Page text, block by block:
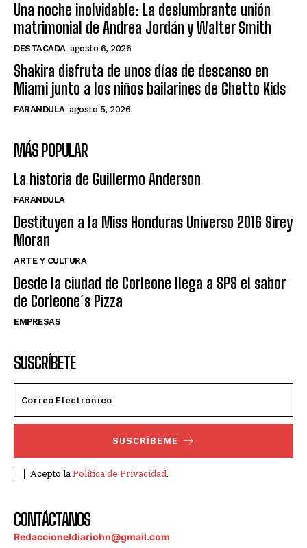
Una noche inolvidable: La deslumbrante unión
matrimonial de Andrea Jordán y Walter Smith
DESTACADA agosto 6, 2026
Shakira disfruta de unos días de descanso en
Miami junto a los niños bailarines de Ghetto Kids
FARANDULA agosto 5, 2026
MÁS POPULAR
La historia de Guillermo Anderson
FARANDULA
Destituyen a la Miss Honduras Universo 2016 Sirey
Moran
ARTE Y CULTURA
Desde la ciudad de Corleone llega a SPS el sabor
de Corleone´s Pizza
EMPRESAS
SUSCRÍBETE
SUSCRÍBEME
Acepto laPolítica de Privacidad.
CONTÁCTANOS
Redaccioneldiariohn@gmail.com